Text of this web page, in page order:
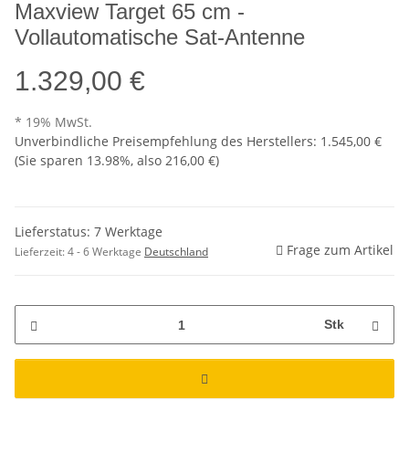
Maxview Target 65 cm -
Vollautomatische Sat-Antenne
1.329,00 €
* 19% MwSt.
Unverbindliche Preisempfehlung des Herstellers: 1.545,00 €
(Sie sparen 13.98%, also 216,00 €)
Lieferstatus: 7 Werktage
Lieferzeit:4 - 6 Werktage Deutschland Frage zum Artikel
Stk